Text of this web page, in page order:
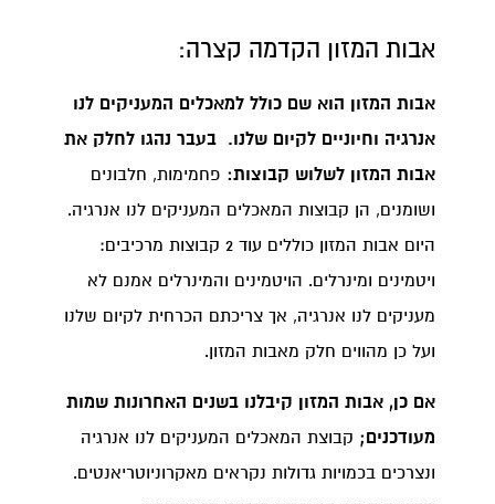
אבות המזון הקדמה קצרה:
אבות המזון הוא שם כולל למאכלים המעניקים לנו
אנרגיה וחיוניים לקיום שלנו. בעבר נהגו לחלק את
אבות המזון לשלוש קבוצות: פחמימות, חלבונים
ושומנים, הן קבוצות המאכלים המעניקים לנו אנרגיה.
היום אבות המזון כוללים עוד 2 קבוצות מרכיבים:
ויטמינים ומינרלים. הויטמינים והמינרלים אמנם לא
מעניקים לנו אנרגיה, אך צריכתם הכרחית לקיום שלנו
ועל כן מהווים חלק מאבות המזון.
אם כן, אבות המזון קיבלנו בשנים האחרונות שמות
מעודכנים; קבוצת המאכלים המעניקים לנו אנרגיה
ונצרכים בכמויות גדולות נקראים מאקרוניוטריאנטים.